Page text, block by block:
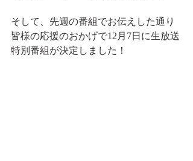
そして、先週の番組でお伝えした通り
皆様の応援のおかげで12月7日に生放送
特別番組が決定しました！